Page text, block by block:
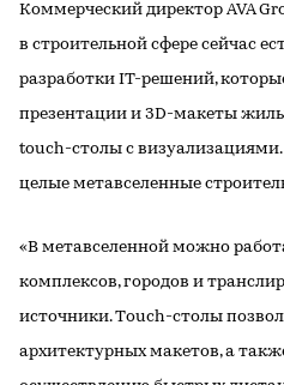
Коммерческий директор AVA
в строительной сфере сейчас
разработки IT-решений,
презентации и 3D-макеты
touch-столы с
целые метавселенные
«В метавселенной можно
комплексов, городов и
источники. Тouch-столы
архитектурных макетов, а